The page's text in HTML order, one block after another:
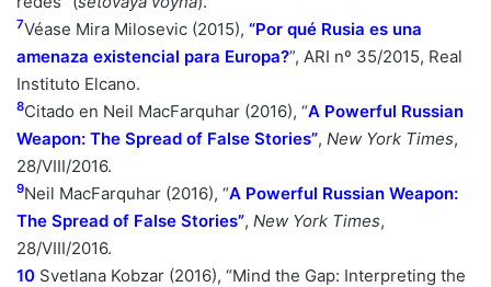
7Véase Mira Milosevic (2015), “Por qué Rusia es una
amenaza existencial para Europa?”, ARI nº 35/2015, Real
Instituto Elcano.
8Citado en Neil MacFarquhar (2016), “A Powerful Russian
Weapon: The Spread of False Stories”, New York Times,
28/VIII/2016.
9Neil MacFarquhar (2016), “A Powerful Russian Weapon:
The Spread of False Stories”, New York Times,
28/VIII/2016.
10 Svetlana Kobzar (2016), “Mind the Gap: Interpreting the